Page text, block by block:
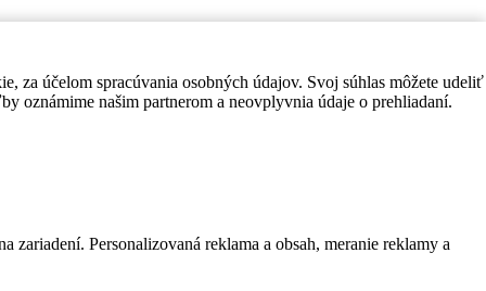
za účelom spracúvania osobných údajov. Svoj súhlas môžete udeliť
oznámime našim partnerom a neovplyvnia údaje o prehliadaní.
Personalizovaná reklama a obsah, meranie reklamy a